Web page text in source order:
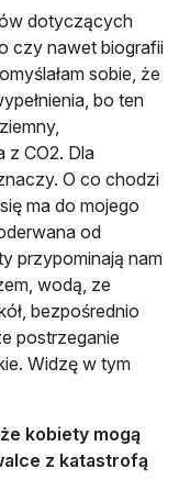
dotyczących
czy nawet biografii
sobie, że
bo ten
z CO2. Dla
O co chodzi
ma do mojego
od
przypominają nam
wodą, ze
bezpośrednio
postrzeganie
Widzę w tym
kobiety mogą
z katastrofą